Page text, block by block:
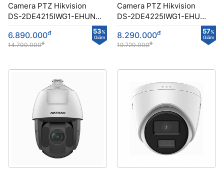
Camera PTZ Hikvision
DS-2DE4215IWG1-EHUN
công nghệ DarkFighter 53%
Giảm
6.890.000đ
14.700.000đ
Camera PTZ Hikvision
DS-2DE4225IWG1-EHUN
công nghệ DarkFighter 57%
Giảm
8.290.000đ
19.720.000đ